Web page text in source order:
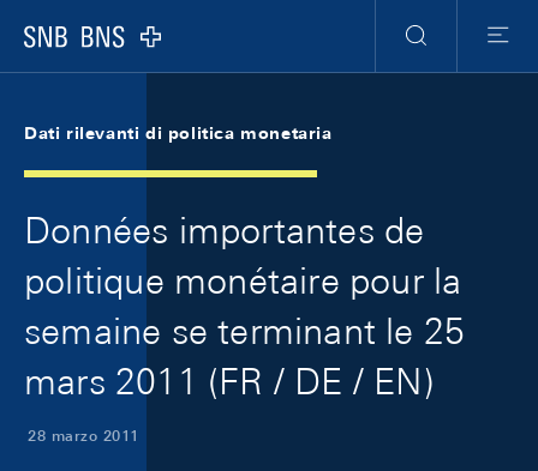
Logo
Ricerca
Menu
Dati rilevanti di politica monetaria
Données importantes de
politique monétaire pour la
semaine se terminant le 25
mars 2011 (FR / DE / EN)
28 marzo 2011